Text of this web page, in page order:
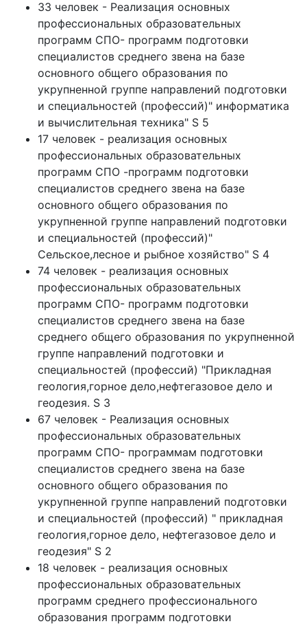
33 человек - Реализация основных
профессиональных образовательных
программ СПО- программ подготовки
специалистов среднего звена на базе
основного общего образования по
укрупненной группе направлений подготовки
и специальностей (профессий)" информатика
и вычислительная техника" S 5
17 человек - реализация основных
профессиональных образовательных
программ СПО -программ подготовки
специалистов среднего звена на базе
основного общего образования по
укрупненной группе направлений подготовки
и специальностей (профессий)"
Сельское,лесное и рыбное хозяйство" S 4
74 человек - реализация основных
профессиональных образовательных
программ СПО- программ подготовки
специалистов среднего звена на базе
среднего общего образования по укрупненной
группе направлений подготовки и
специальностей (профессий) "Прикладная
геология,горное дело,нефтегазовое дело и
геодезия. S 3
67 человек - Реализация основных
профессиональных образовательных
программ СПО- программам подготовки
специалистов среднего звена на базе
основного общего образования по
укрупненной группе направлений подготовки
и специальностей (профессий) " прикладная
геология,горное дело, нефтегазовое дело и
геодезия" S 2
18 человек - реализация основных
профессиональных образовательных
программ среднего профессионального
образования программ подготовки